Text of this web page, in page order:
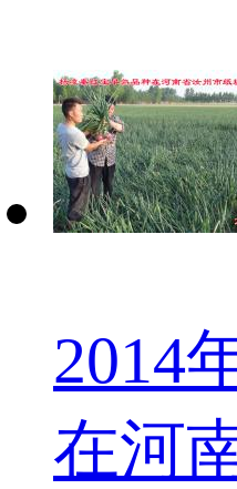
2014
在河